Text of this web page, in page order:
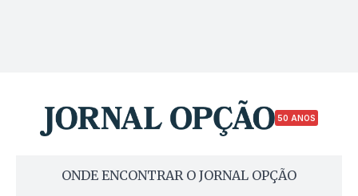
50 ANOS
ONDE ENCONTRAR O JORNAL OPÇÃO